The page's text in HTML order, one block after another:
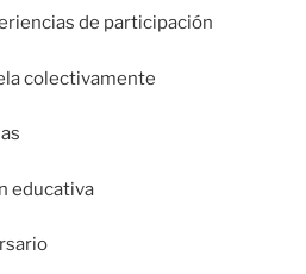
de participación
colectivamente
educativa